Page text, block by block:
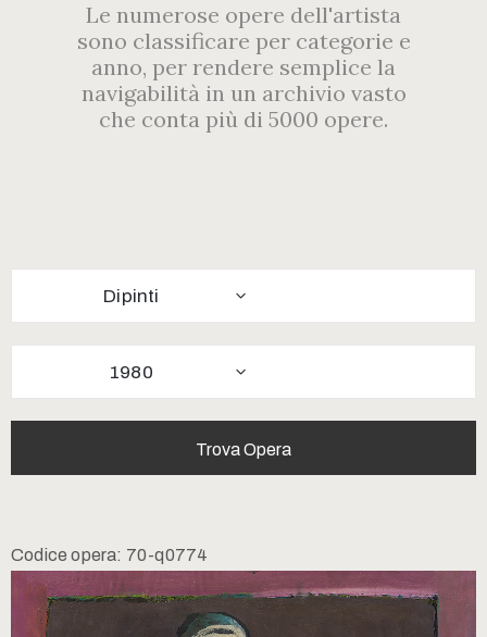
Le numerose opere dell'artista
sono classificare per categorie e
anno, per rendere semplice la
navigabilità in un archivio vasto
che conta più di 5000 opere.
Dipinti
1980
Codice opera: 70-q0774